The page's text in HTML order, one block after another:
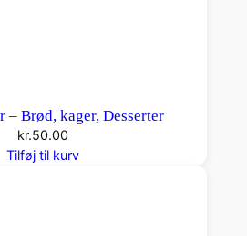
– Brød, kager, Desserter
kr.50.00
Tilføj til kurv